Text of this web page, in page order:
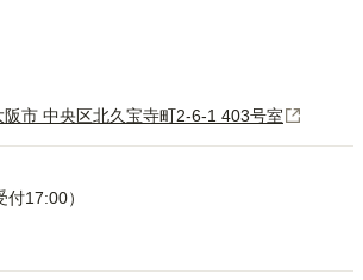
市 中央区北久宝寺町2-6-1 403号室
17:00）